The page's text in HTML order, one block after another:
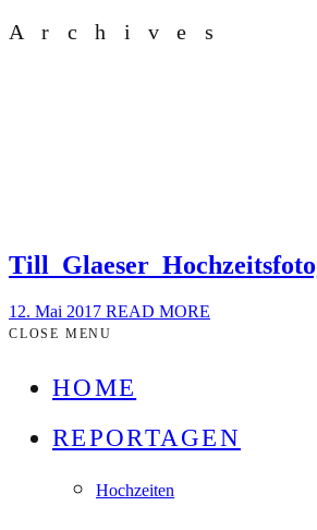
Archives
12. Mai 2017 READ MORE
CLOSE MENU
HOME
REPORTAGEN
Hochzeiten